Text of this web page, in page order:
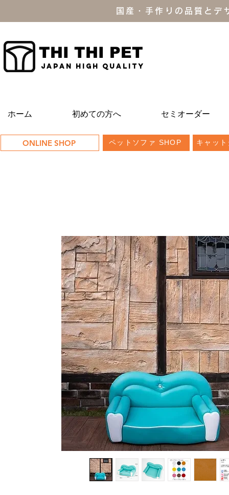
国産・手作りの品質と
THI THI PET
JAPAN high quality
ホーム 初めての方へ セミオーダー
ONLINE SHOP ペットソファ SHOP キャッ